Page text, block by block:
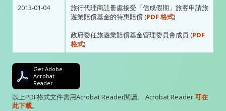
2013-01-04
旅行代理商註冊處接受「信成假期」旅客申請旅
遊業賠償基金的特惠賠償 (PDF 格式)
政府委任旅遊業賠償基金管理委員會成員 (PDF
格式)
Get Adobe
Acrobat
Reader
以上PDF格式文件需用Acrobat Reader閱讀。 Acrobat Reader可在
此下載。